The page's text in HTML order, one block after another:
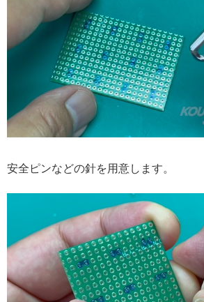
安全ピンなどの針を用意します。